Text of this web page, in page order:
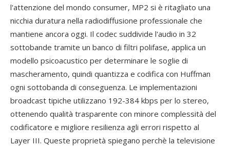
l'attenzione del mondo consumer, MP2 si è ritagliato una
nicchia duratura nella radiodiffusione professionale che
mantiene ancora oggi. Il codec suddivide l'audio in 32
sottobande tramite un banco di filtri polifase, applica un
modello psicoacustico per determinare le soglie di
mascheramento, quindi quantizza e codifica con Huffman
ogni sottobanda di conseguenza. Le implementazioni
broadcast tipiche utilizzano 192-384 kbps per lo stereo,
ottenendo qualità trasparente con minore complessità del
codificatore e migliore resilienza agli errori rispetto al
Layer III. Queste proprietà spiegano perchè la televisione